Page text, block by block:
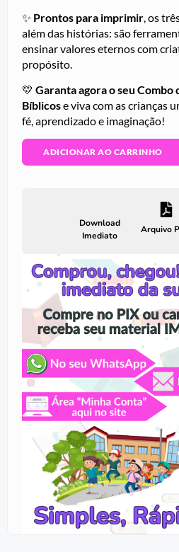
✨ Prontos para imprimir , os
além das histórias: são
ensinar valores eternos com
propósito.
💛 Garanta agora o seu
Bíblicose viva com as crianças
fé, aprendizado e imaginação!
ADICIONAR AO CARRINHO
Download
Imediato
Arquivo